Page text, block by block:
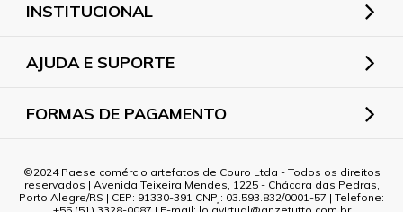
INSTITUCIONAL
AJUDA E SUPORTE
FORMAS DE PAGAMENTO
2024 Paese comércio artefatos de Couro Ltda - Todos os direitos
reservados | Avenida Teixeira Mendes, 1225 - Chácara das Pedras,
Porto Alegre/RS | CEP: 91330-391 CNPJ: 03.593.832/0001-57 | Telefone: